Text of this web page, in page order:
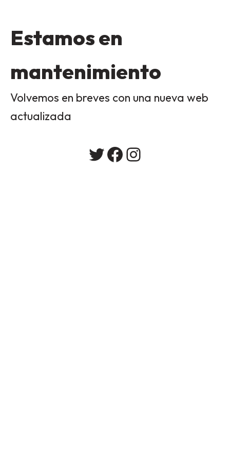
Estamos en
mantenimiento
Volvemos en breves con una nueva web
actualizada
Twitter
Facebook
Instagram